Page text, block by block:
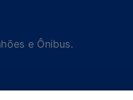
e Ônibus.